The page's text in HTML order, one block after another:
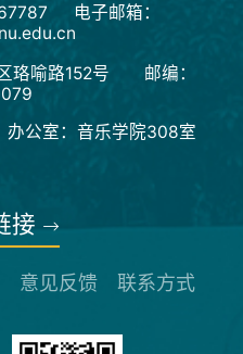
电子邮箱：
珞喻路152号 邮编：
室：音乐学院308室
接
意见反馈 联系方式